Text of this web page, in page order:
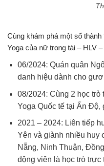
Cùng khám phá một số
Yoga của nữ trọng tài – HLV
06/2024: Quán quân
danh hiệu dành cho
08/2024: Cùng 2 học
Yoga Quốc tế tại Ấn
2021 – 2024: Liên tiếp
Yên và giành nhiều huy
Nẵng, Ninh Thuận,
động viên là học trò trực